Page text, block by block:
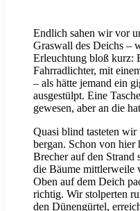
Endlich sahen wir vor
Graswall des Deichs –
Erleuchtung bloß kurz:
Fahrradlichter, mit
– als hätte jemand ein
ausgestülpt. Eine
gewesen, aber an die
Quasi blind tasteten wir
bergan. Schon von hier
Brecher auf den Strand
die Bäume mittlerweile
Oben auf dem Deich
richtig. Wir stolperten
den Dünengürtel,